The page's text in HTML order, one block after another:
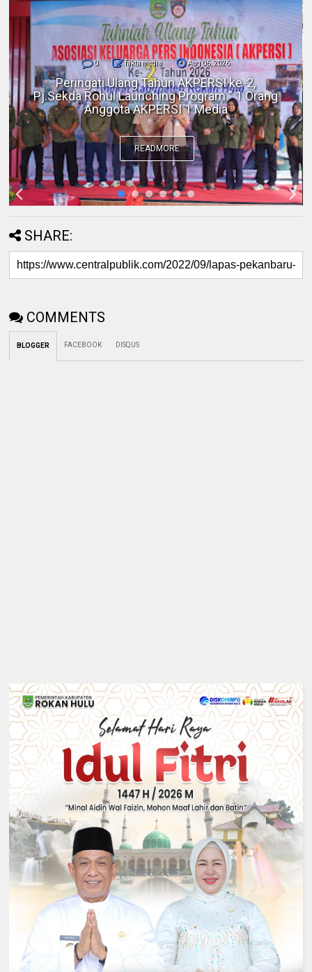
0 fakta media Aug 06, 2026
Polres Inhil bersama Pemkab Inhil dan
BKSDA Riau Perkuat Sinergi Tangani
Gangguan Kera Liar di Tembilahan
READMORE
SHARE:
COMMENTS
BLOGGER FACEBOOK DISQUS